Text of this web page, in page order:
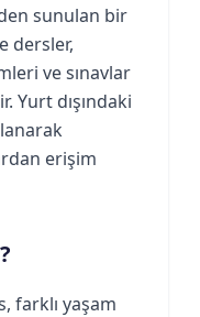
sunulan bir
dersler,
ve sınavlar
Yurt dışındaki
erişim
farklı yaşam